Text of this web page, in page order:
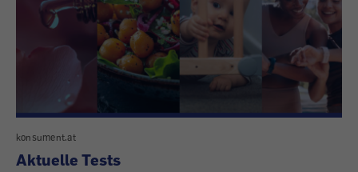
konsument.at
Aktuelle Tests